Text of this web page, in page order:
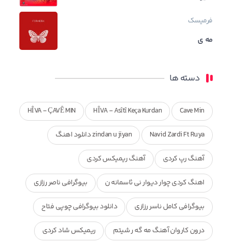
فرمیسک
مه ی
دسته ها
Cave Min
HÎVA - Asîtî Keça Kurdan
HÎVA - ÇAVÊ MIN
Navid Zardi Ft Ruya zindan u jiyan دانلود اهنگ
آهنگ رپ کردی آهنگ ریمیکس کردی
اهنگ کردی چوار دیوار نی ئاسمانه ن بیوگرافی ناصر رزازی
بیوگرافی کامل ناسر رزازی دانلود بیوگرافی چوپی فتاح
درون کاروان آهنگ مه گه ر شیتم ریمیکس شاد کردی